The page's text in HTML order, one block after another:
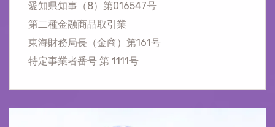
愛知県知事（8）第016547号
第二種金融商品取引業
東海財務局長（金商）第161号
特定事業者番号 第 1111号